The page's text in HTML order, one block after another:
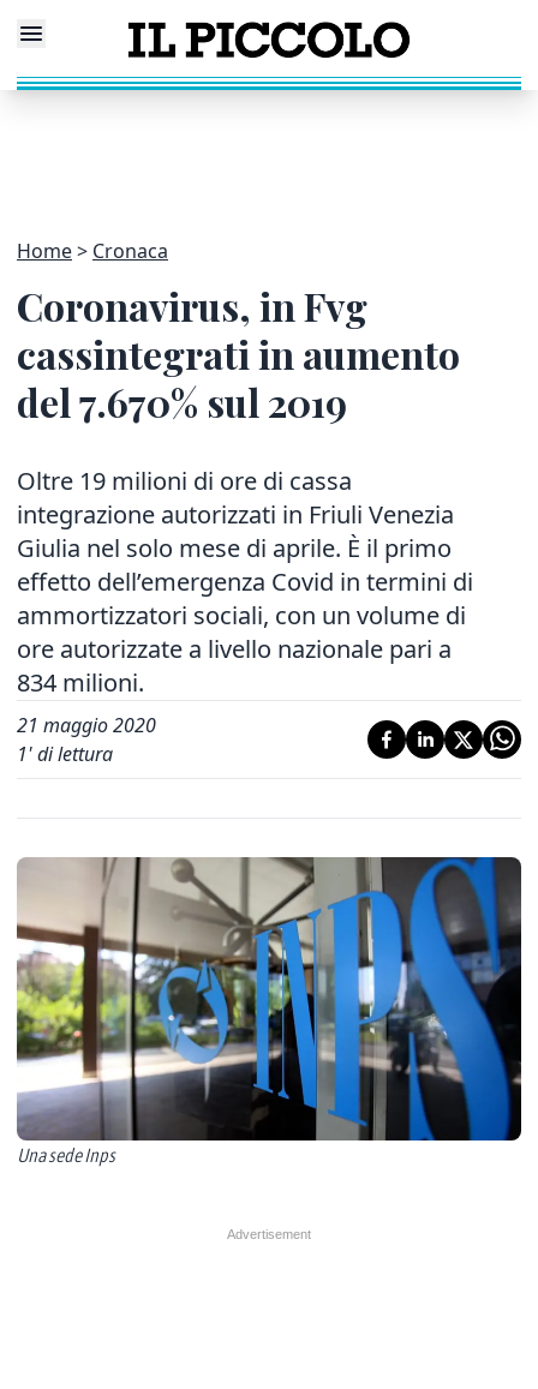
Home Cronaca
Coronavirus, in Fvg
cassintegrati in aumento
del 7.670% sul 2019
Oltre 19 milioni di ore di cassa
integrazione autorizzati in Friuli Venezia
Giulia nel solo mese di aprile. È il primo
effetto dell’emergenza Covid in termini di
ammortizzatori sociali, con un volume di
ore autorizzate a livello nazionale pari a
834 milioni.
21 maggio 2020
1' di lettura
Una sede Inps